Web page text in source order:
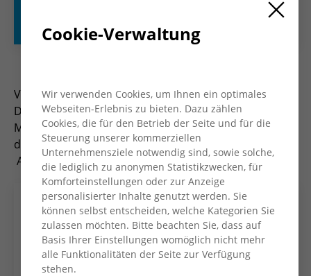
Viermal im Jahr erscheint das Magazin „AWO Konkret“.
Das Heft informiert Mitglieder, Mitarbeiter*innen und
Multiplikator*innen und bietet Einblicke in die Arbeit
des Kreisverbandes und seiner Ortsvereine und
AWO-Treffs.
Cookie-Verwaltung
Wir verwenden Cookies, um Ihnen ein optimales
Webseiten-Erlebnis zu bieten. Dazu zählen
Cookies, die für den Betrieb der Seite und für die
Steuerung unserer kommerziellen
Unternehmensziele notwendig sind, sowie solche,
die lediglich zu anonymen Statistikzwecken, für
Komforteinstellungen oder zur Anzeige
personalisierter Inhalte genutzt werden. Sie
können selbst entscheiden, welche Kategorien Sie
zulassen möchten. Bitte beachten Sie, dass auf
Basis Ihrer Einstellungen womöglich nicht mehr
alle Funktionalitäten der Seite zur Verfügung
stehen.